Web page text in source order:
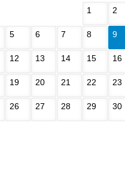
1
2
5 6 7 8 9
12 13 14 15 16
19 20 21 22 23
26 27 28 29 30